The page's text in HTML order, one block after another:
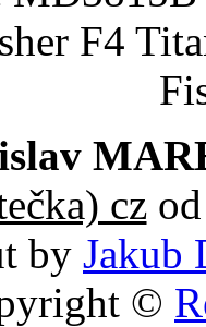
F4
czod
by Jakub
©